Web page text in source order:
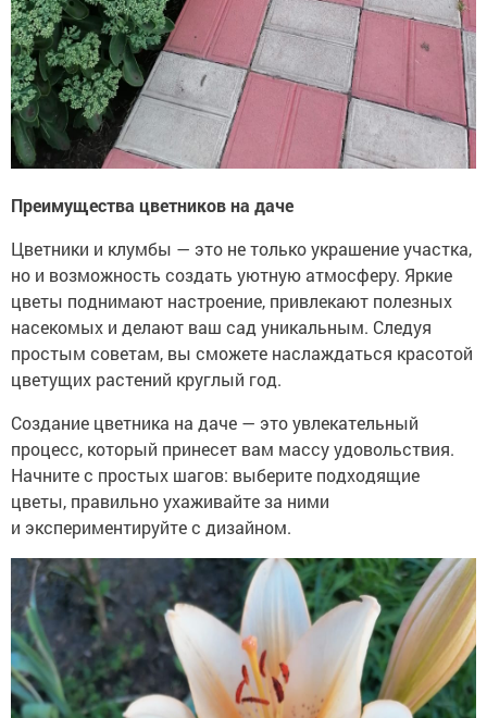
Преимущества цветников на даче
Цветники и клумбы — это не только украшение участка,
но и возможность создать уютную атмосферу. Яркие
цветы поднимают настроение, привлекают полезных
насекомых и делают ваш сад уникальным. Следуя
простым советам, вы сможете наслаждаться красотой
цветущих растений круглый год.
Создание цветника на даче — это увлекательный
процесс, который принесет вам массу удовольствия.
Начните с простых шагов: выберите подходящие
цветы, правильно ухаживайте за ними
и экспериментируйте с дизайном.